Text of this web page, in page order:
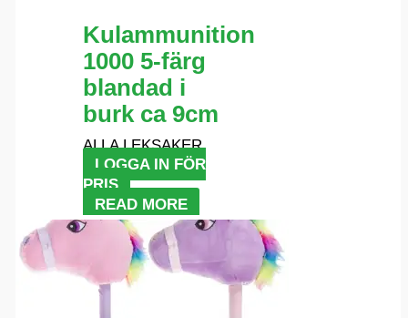
Kulammunition
1000 5-färg
blandad i
burk ca 9cm
ALLA LEKSAKER
LOGGA IN FÖR
PRIS
READ MORE